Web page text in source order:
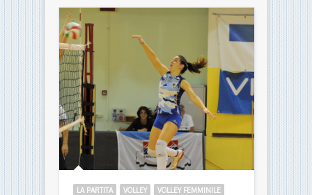
LA PARTITA VOLLEY
VOLLEY FEMMINILE